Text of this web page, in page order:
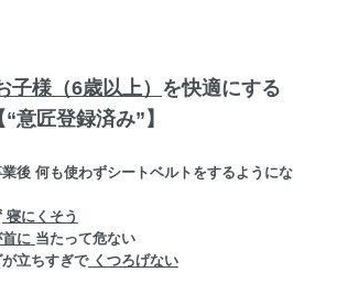
子様（6歳以上）
を快適にする
意匠登録済み”】
後 何も使わずシートベルトをするようにな
寝にくそう
に 当たって危ない
が立ちすぎでくつろげない